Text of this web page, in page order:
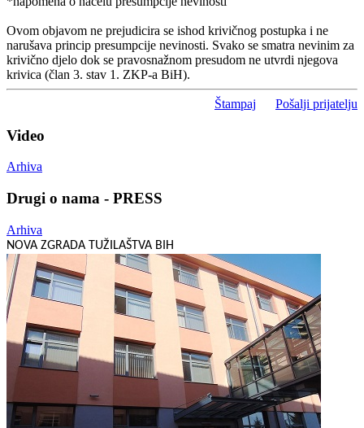
Ovom objavom ne prejudicira se ishod krivičnog postupka i ne
narušava princip presumpcije nevinosti. Svako se smatra nevinim za
krivično djelo dok se pravosnažnom presudom ne utvrdi njegova
krivica (član 3. stav 1. ZKP-a BiH).
Štampaj Pošalji prijatelju
Video
Arhiva
Drugi o nama - PRESS
Arhiva
NOVA ZGRADA TUŽILAŠTVA BIH